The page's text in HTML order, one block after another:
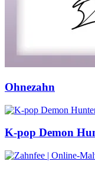
Ohnezahn
K-pop Demon